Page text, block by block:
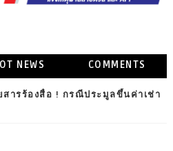
NEWS COMMENTS
ารร้องสื่อ ! กรณีประมูลขึ้นค่าเช่า